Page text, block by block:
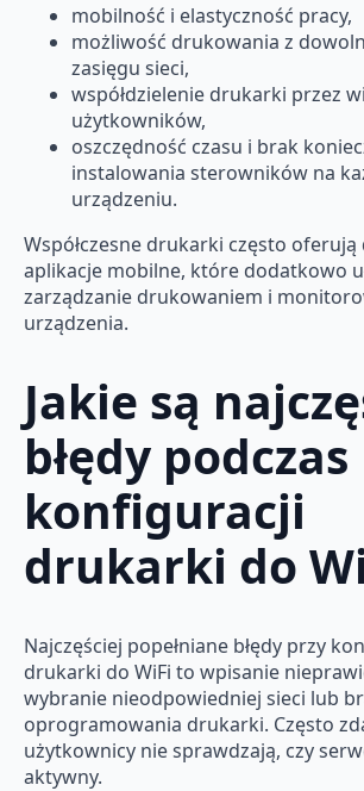
mobilność i elastyczność pracy,
możliwość drukowania z
zasięgu sieci,
współdzielenie drukarki przez
użytkowników,
oszczędność czasu i brak
instalowania sterowników na
urządzeniu.
Współczesne drukarki często
aplikacje mobilne, które dodatkowo
zarządzanie drukowaniem i
urządzenia.
Jakie są
błędy podczas
konfiguracji
drukarki do
Najczęściej popełniane błędy przy
drukarki do WiFi to wpisanie
wybranie nieodpowiedniej sieci lub
oprogramowania drukarki. Często
użytkownicy nie sprawdzają, czy
aktywny.